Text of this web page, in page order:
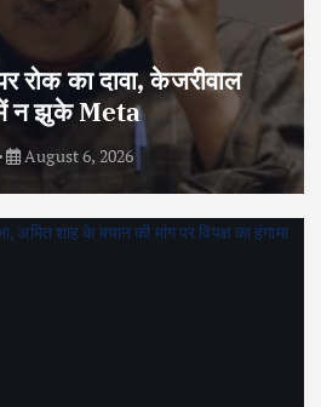
रोक का दावा, केजरीवाल
न झुके Meta
August 6, 2026